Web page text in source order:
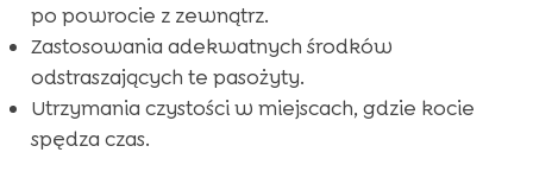
po powrocie z zewnątrz.
Zastosowania adekwatnych środków
odstraszających te pasożyty.
Utrzymania czystości w miejscach, gdzie kocie
spędza czas.